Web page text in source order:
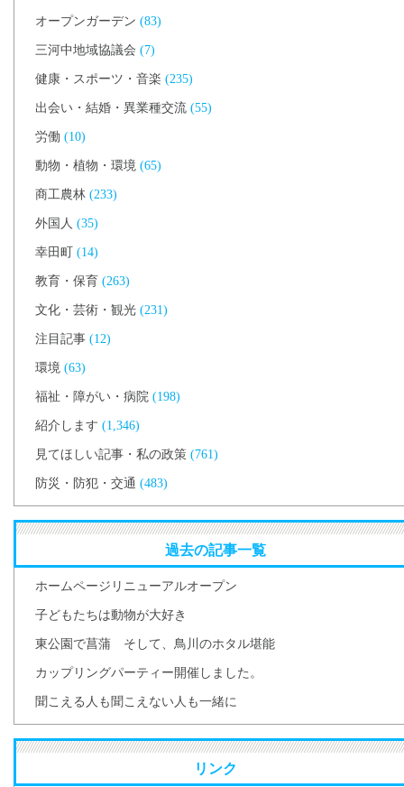
オープンガーデン (83)
三河中地域協議会 (7)
健康・スポーツ・音楽 (235)
出会い・結婚・異業種交流 (55)
労働 (10)
動物・植物・環境 (65)
商工農林 (233)
外国人 (35)
幸田町 (14)
教育・保育 (263)
文化・芸術・観光 (231)
注目記事 (12)
環境 (63)
福祉・障がい・病院 (198)
紹介します (1,346)
見てほしい記事・私の政策 (761)
防災・防犯・交通 (483)
過去の記事一覧
ホームページリニューアルオープン
子どもたちは動物が大好き
東公園で菖蒲 そして、鳥川のホタル堪能
カップリングパーティー開催しました。
聞こえる人も聞こえない人も一緒に
リンク